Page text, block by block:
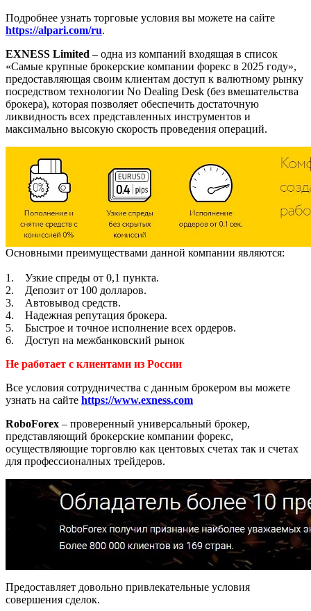
Подробнее узнать торговые условия вы можете на сайте
https://alpari.com/ru.
EXNESS Limited – одна из компаний входящая в список
«Самые крупные брокерские компании форекс в 2025 году»,
предоставляющая своим клиентам доступ к валютному рынку
посредством технологии No Dealing Desk (без вмешательства
брокера), которая позволяет обеспечить достаточную
ликвидность всех представленных инструментов и
максимально высокую скорость проведения операций.
Основными преимуществами данной компании являются:
1. Узкие спреды от 0,1 пункта.
2. Депозит от 100 долларов.
3. Автовывод средств.
4. Надежная репутация брокера.
5. Быстрое и точное исполнение всех ордеров.
6. Доступ на межбанковский рынок
Не работает с клиентами из России
Все условия сотрудничества с данным брокером вы можете
узнать на сайте https://www.exness.com
RoboForex – проверенный универсальный брокер,
представляющий брокерские компании форекс,
осуществляющие торговлю как центовых счетах так и счетах
для профессионалных трейдеров.
Предоставляет довольно привлекательные условия
совершения сделок.